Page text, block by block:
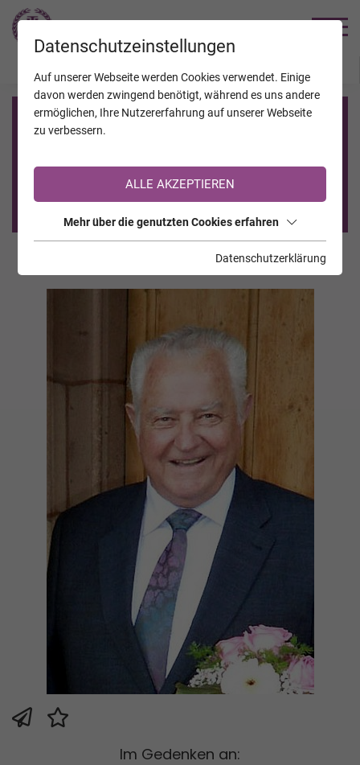
Registrierung auf TrauerHilfe.it
Sie sind noch nicht auf TrauerHilfe.it registriert?
>> zur kostenlosen Registrierung <<
Im Gedenken an:
Datenschutzeinstellungen
Auf unserer Webseite werden Cookies verwendet. Einige
davon werden zwingend benötigt, während es uns andere
ermöglichen, Ihre Nutzererfahrung auf unserer Webseite
zu verbessern.
ALLE AKZEPTIEREN
Mehr über die genutzten Cookies erfahren
Datenschutzerklärung
JAHRESTAGE KALENDER VERSTORBENE